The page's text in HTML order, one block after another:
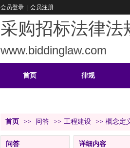
采购招标法律法
www.biddinglaw.com
会员登录 会员注册
首页 律规
首页 >> 问答 >> 工程建设 >> 概念定
问答 详细内容